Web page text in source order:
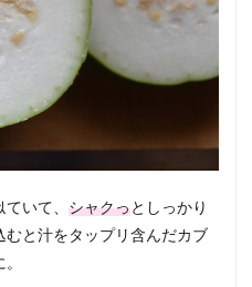
いて、 シャクっとしっかり
むと汁をタップリ含んだカブ